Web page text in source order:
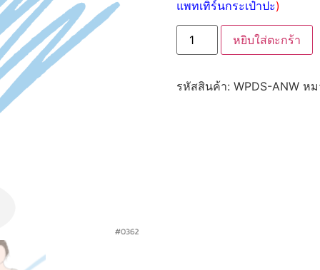
แพทเทิร์นกระเป๋าปะ)
หยิบใส่ตะกร้า
รหัสสินค้า: WPDS-ANW ห